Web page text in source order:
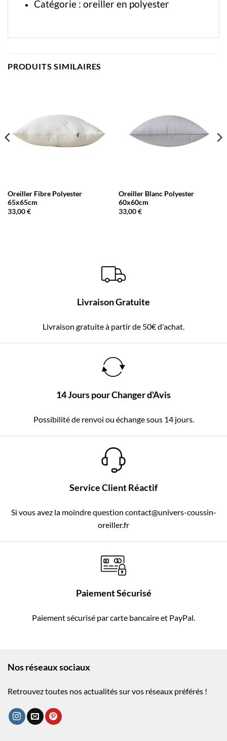
Catégorie : oreiller en polyester
PRODUITS SIMILAIRES
Oreiller Fibre Polyester
65x65cm
33,00€
Oreiller Blanc Polyester
60x60cm
33,00€
Livraison Gratuite
Livraison gratuite à partir de 50€ d'achat.
14 Jours pour Changer d'Avis
Possibilité de renvoi ou échange sous 14 jours.
Service Client Réactif
Si vous avez la moindre question contact@univers-coussin-
oreiller.fr
Paiement Sécurisé
Paiement sécurisé par carte bancaire et PayPal.
Nos réseaux sociaux
Retrouvez toutes nos actualités sur vos réseaux préférés !